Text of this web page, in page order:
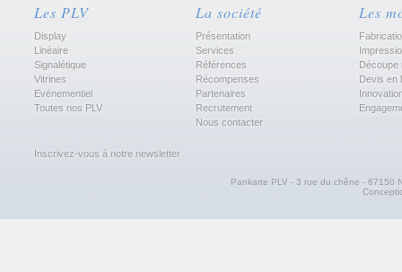
Les PLV
Display
Linéaire
Signalétique
Vitrines
Evénementiel
Toutes nos PLV
La société
Présentation
Services
Références
Récompenses
Partenaires
Recrutement
Nous contacter
Les
Découpe
Devis en
Inscrivez-vous à notre newsletter
Pankarte PLV - 3 rue du chêne - 67150